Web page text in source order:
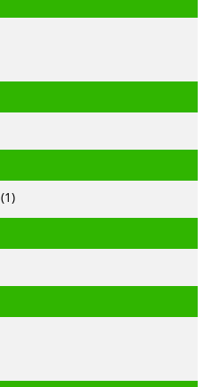
(1)